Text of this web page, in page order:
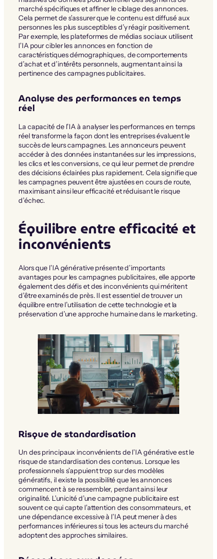
marché spécifiques et affiner le ciblage des annonces.
Cela permet de s’assurer que le contenu est diffusé aux
personnes les plus susceptibles d’y réagir positivement.
Par exemple, les plateformes de médias sociaux utilisent
l’IA pour cibler les annonces en fonction de
caractéristiques démographiques, de comportements
d’achat et d’intérêts personnels, augmentant ainsi la
pertinence des campagnes publicitaires.
Analyse des performances en temps
réel
La capacité de l’IA à analyser les performances en temps
réel transforme la façon dont les entreprises évaluent le
succès de leurs campagnes. Les annonceurs peuvent
accéder à des données instantanées sur les impressions,
les clics et les conversions, ce qui leur permet de prendre
des décisions éclairées plus rapidement. Cela signifie que
les campagnes peuvent être ajustées en cours de route,
maximisant ainsi leur efficacité et réduisant le risque
d’échec.
Équilibre entre efficacité et
inconvénients
Alors que l’IA générative présente d’importants
avantages pour les campagnes publicitaires, elle apporte
également des défis et des inconvénients qui méritent
d’être examinés de près. Il est essentiel de trouver un
équilibre entre l’utilisation de cette technologie et la
préservation d’une approche humaine dans le marketing.
Risque de standardisation
Un des principaux inconvénients de l’IA générative est le
risque de standardisation des contenus. Lorsque les
professionnels s’appuient trop sur des modèles
génératifs, il existe la possibilité que les annonces
commencent à se ressembler, perdant ainsi leur
originalité. L’unicité d’une campagne publicitaire est
souvent ce qui capte l’attention des consommateurs, et
une dépendance excessive à l’IA peut mener à des
performances inférieures si tous les acteurs du marché
adoptent des approches similaires.